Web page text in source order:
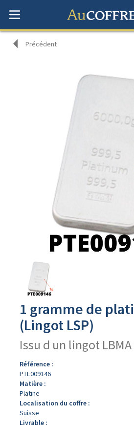
Précédent
produit
1 gramme de
(Lingot LSP)
Issu d un lingot
Référence :
PTE009146
Matière :
Platine
Localisation du coffre :
Suisse
Livrable :